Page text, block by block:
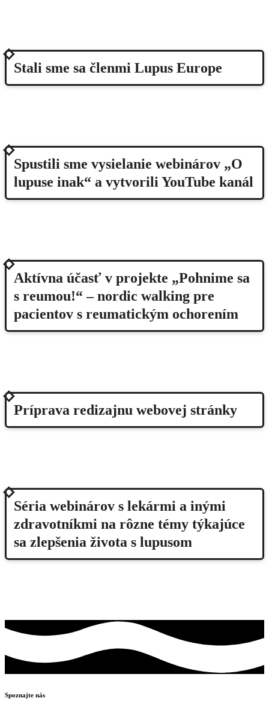
2015
Stali sme sa členmi Lupus Europe
2020
Spustili sme vysielanie webinárov „O
lupuse inak“ a vytvorili YouTube kanál
2021
Aktívna účasť v projekte „Pohnime sa
s reumou!“ – nordic walking pre
pacientov s reumatickým ochorením
2025
Príprava redizajnu webovej stránky
2025
Séria webinárov s lekármi a inými
zdravotníkmi na rôzne témy týkajúce
sa zlepšenia života s lupusom
Spoznajte nás